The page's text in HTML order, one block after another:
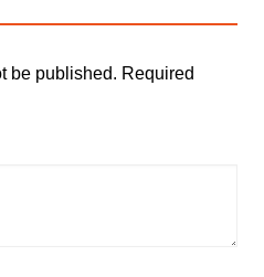
be published. Required